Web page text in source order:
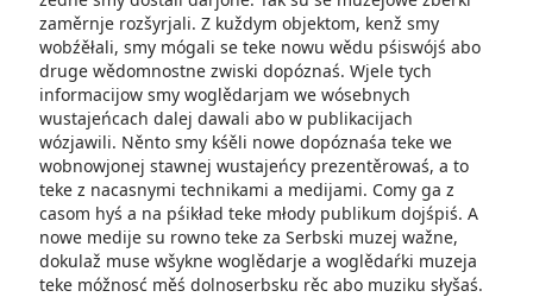
zaměrnje rozšyrjali. Z kuždym objektom, kenž smy
wobźěłali, smy mógali se teke nowu wědu pśiswójś abo
druge wědomnostne zwiski dopóznaś. Wjele tych
informacijow smy woglědarjam we wósebnych
wustajeńcach dalej dawali abo w publikacijach
wózjawili. Něnto smy kśěli nowe dopóznaśa teke we
wobnowjonej stawnej wustajeńcy prezentěrowaś, a to
teke z nacasnymi technikami a medijami. Comy ga z
casom hyś a na pśikład teke młody publikum dojśpiś. A
nowe medije su rowno teke za Serbski muzej wažne,
dokulaž muse wšykne woglědarje a woglědaŕki muzeja
teke móžnosć měś dolnoserbsku rěc abo muziku słyšaś.